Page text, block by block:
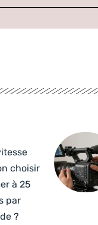
choisir
à 25
par
?